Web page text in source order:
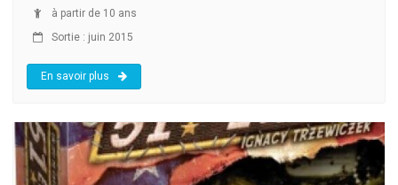
à partir de 10 ans
Sortie : juin 2015
En savoir plus